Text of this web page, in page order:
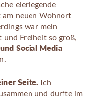
eierlegende
am neuen Wohnort
war mein
und Freiheit so groß,
Social Media
Seite. Ich
und durfte im